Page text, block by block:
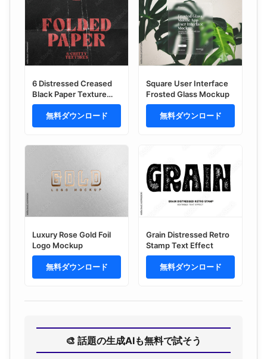
6 Distressed Creased
Black Paper Texture
Overlays
無料ダウンロード
Square User Interface
Frosted Glass Mockup
無料ダウンロード
Luxury Rose Gold Foil
Logo Mockup
無料ダウンロード
Grain Distressed Retro
Stamp Text Effect
無料ダウンロード
🎨 話題の生成AIも無料で試そう